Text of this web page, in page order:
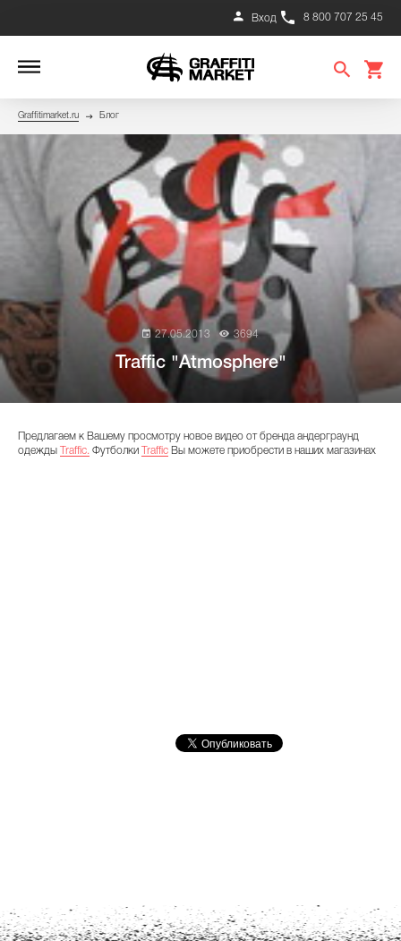
8 800 707 25 45
Вход
Graffitimarket.ru Блог
27.05.2013 3694
Traffic "Atmosphere"
Предлагаем к Вашему просмотру новое видео от бренда андерграунд
одежды
Traffic. Футболки Traffic Вы можете приобрести в наших магазинах